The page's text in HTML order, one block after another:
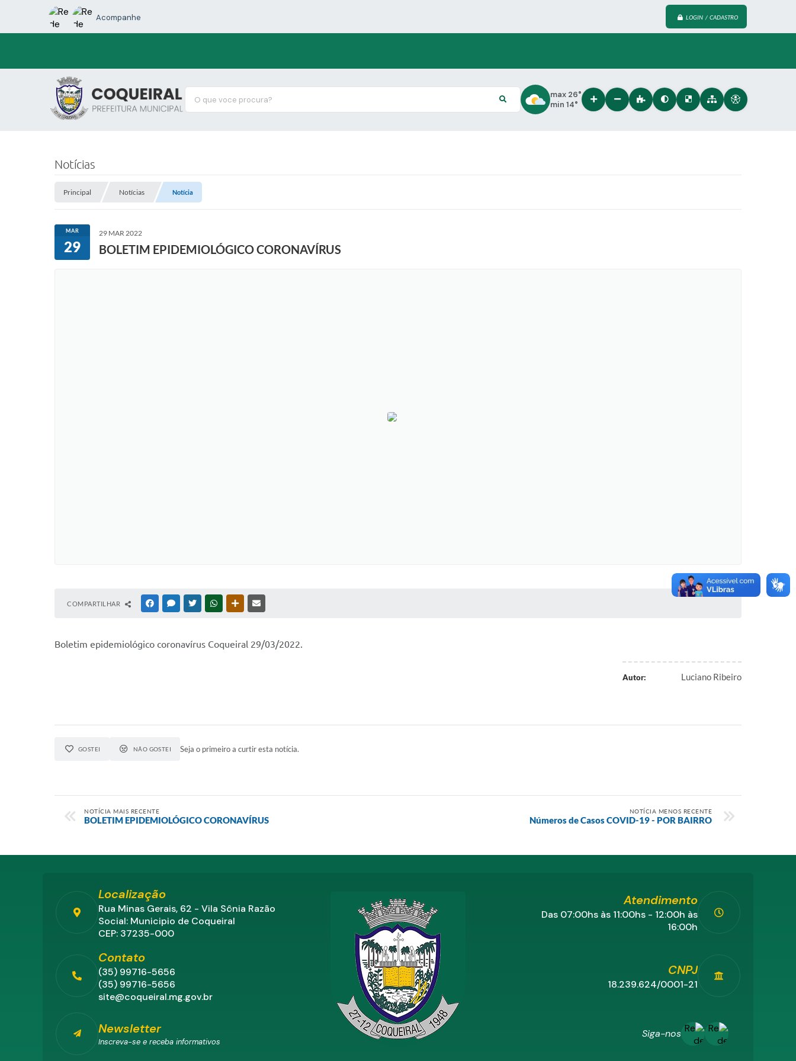
LOGIN / CADASTRO
O que voce procura?
Acompanhe
max 26°
min 14°
Notícias
Principal Notícias Notícia
MAR
29
29 MAR 2022
BOLETIM EPIDEMIOLÓGICO CORONAVÍRUS
COMPARTILHAR FACEBOOKMESSENGER
TWITTERWHATSAPPOUTRAS MÍDIAS
Boletim epidemiológico coronavírus Coqueiral 29/03/2022.
Autor: Luciano Ribeiro
GOSTEI NÃO GOSTEI Seja o primeiro a curtir esta notícia.
NOTÍCIA MAIS RECENTE
BOLETIM EPIDEMIOLÓGICO CORONAVÍRUS
NOTÍCIA MENOS RECENTE
Números de Casos COVID-19 - POR BAIRRO
Siga-nos
Localização
Rua Minas Gerais, 62 - Vila Sônia Razão
Social: Municipio de Coqueiral
CEP: 37235-000
Contato
(35) 99716-5656
(35) 99716-5656
site@coqueiral.mg.gov.br
Atendimento
Das 07:00hs às 11:00hs - 12:00h às
16:00h
CNPJ
18.239.624/0001-21
Newsletter
Inscreva-se e receba informativos